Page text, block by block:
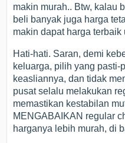
makin murah.. Btw, kalau
beli banyak juga harga
makin dapat harga terbaik
Hati-hati. Saran, demi
keluarga, pilih yang pasti-
keasliannya, dan tidak
pusat selalu melakukan
memastikan kestabilan
MENGABAIKAN regular
harganya lebih murah, di